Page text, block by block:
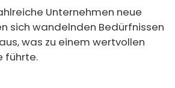
Unternehmen neue
sich wandelnden Bedürfnissen
was zu einem wertvollen
führte.